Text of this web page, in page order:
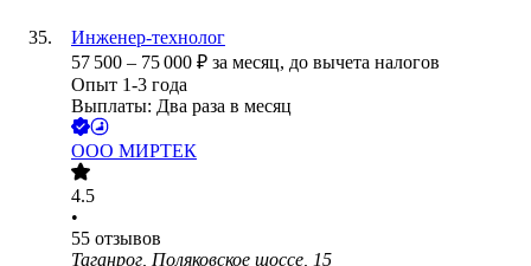
Инженер-технолог
57 500 – 75 000 ₽ за месяц, до вычета налогов
Опыт 1-3 года
Выплаты: Два раза в месяц
ООО МИРТЕК
4.5
•
55 отзывов
Таганрог, Поляковское шоссе, 15